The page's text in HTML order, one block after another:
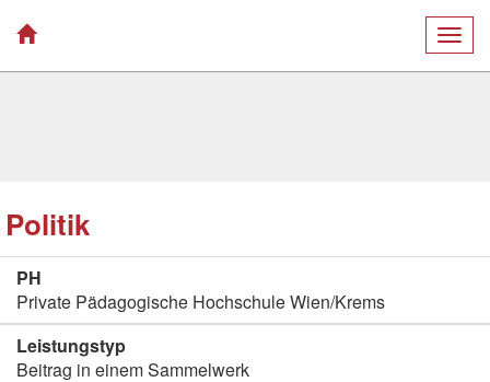
Politik
PH
Private Pädagogische Hochschule Wien/Krems
Leistungstyp
Beitrag in einem Sammelwerk